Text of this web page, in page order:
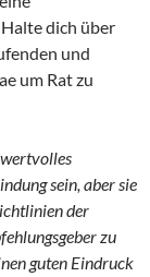
dich über
und
um Rat zu
sein, aber sie
der
zu
guten Eindruck